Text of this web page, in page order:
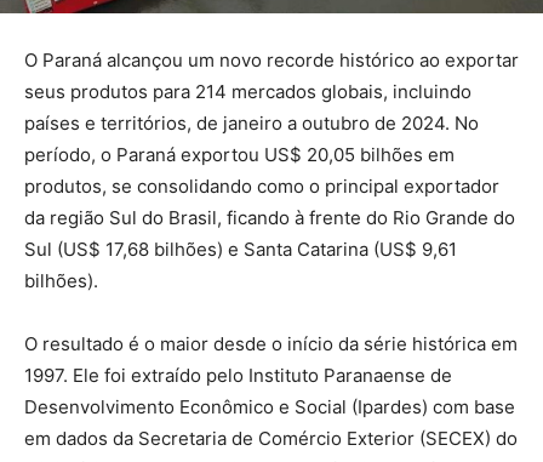
O Paraná alcançou um novo recorde histórico ao exportar
seus produtos para 214 mercados globais, incluindo
países e territórios, de janeiro a outubro de 2024. No
período, o Paraná exportou US$ 20,05 bilhões em
produtos, se consolidando como o principal exportador
da região Sul do Brasil, ficando à frente do Rio Grande do
Sul (US$ 17,68 bilhões) e Santa Catarina (US$ 9,61
bilhões).
O resultado é o maior desde o início da série histórica em
1997. Ele foi extraído pelo Instituto Paranaense de
Desenvolvimento Econômico e Social (Ipardes) com base
em dados da Secretaria de Comércio Exterior (SECEX) do